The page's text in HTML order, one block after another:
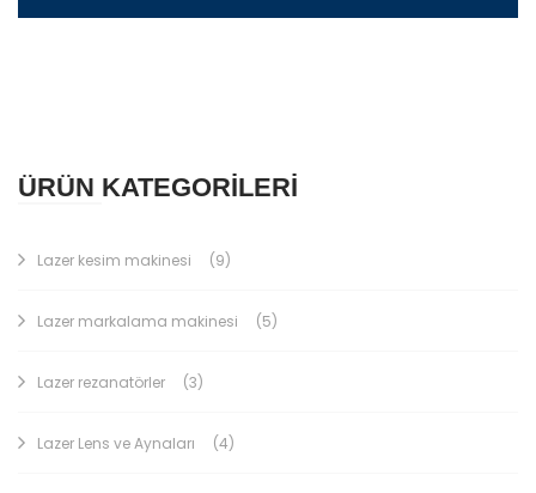
ÜRÜN KATEGORİLERİ
Lazer kesim makinesi (9)
Lazer markalama makinesi (5)
Lazer rezanatörler (3)
Lazer Lens ve Aynaları (4)